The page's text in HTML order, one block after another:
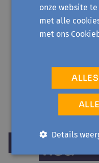
EVERGEM
do 19 november
Drie auteurs. Drie
familiegeheimen.
CULTUUR EN
onze website
met alle
met ons
Details